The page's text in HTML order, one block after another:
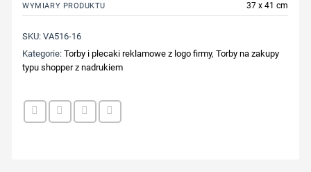
WYMIARY PRODUKTU 37 x 41 cm
SKU:VA516-16
Kategorie:Torby i plecaki reklamowe z logo firmy,Torby na zakupy
typu shopper z nadrukiem